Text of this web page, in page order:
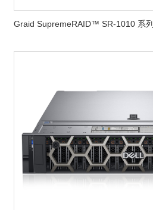
Graid SupremeRAID™ SR-1010 系列